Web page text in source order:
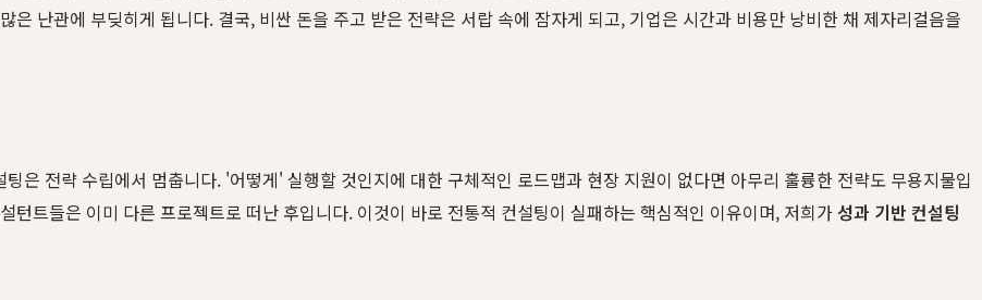
난관에 부딪히게 됩니다. 결국, 비싼 돈을 주고 받은 전략은 서랍 속에 잠자게 되고, 기업은 시간과 비용만 낭비한 채 제자리걸음을
은 전략 수립에서 멈춥니다. '어떻게' 실행할 것인지에 대한 구체적인 로드맵과 현장 지원이 없다면 아무리 훌륭한 전략도 무용지물입
턴트들은 이미 다른 프로젝트로 떠난 후입니다. 이것이 바로 전통적 컨설팅이 실패하는 핵심적인 이유이며, 저희가성과 기반 컨설팅